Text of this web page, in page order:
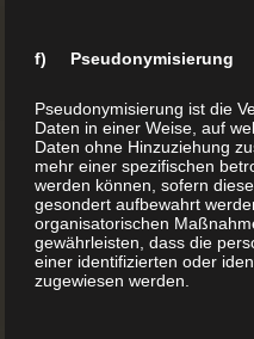
f) Pseudonymisierung
Pseudonymisierung ist die
Daten in einer Weise, auf
Daten ohne Hinzuziehung
mehr einer spezifischen
werden können, sofern
gesondert aufbewahrt
organisatorischen
gewährleisten, dass die
einer identifizierten oder
zugewiesen werden.